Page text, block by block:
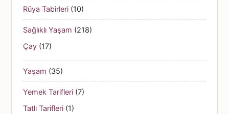
Rüya Tabirleri (10)
Sağlıklı Yaşam (218)
Çay (17)
Yaşam (35)
Yemek Tarifleri (7)
Tatlı Tarifleri (1)